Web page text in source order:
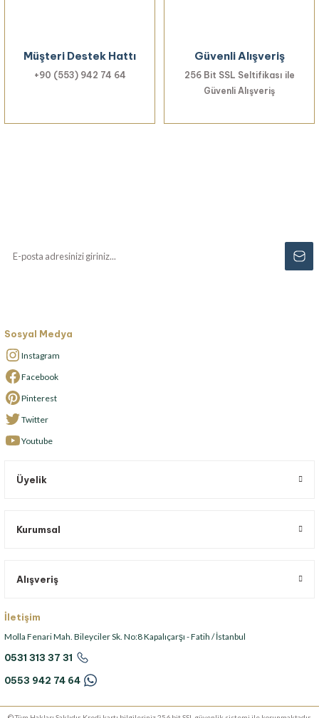
Müşteri Destek Hattı
+90 (553) 942 74 64
Güvenli Alışveriş
256 Bit SSL Seltifikası ile
Güvenli Alışveriş
Sosyal Medya
Instagram
Facebook
Pinterest
Twitter
Youtube
Üyelik
Kurumsal
Alışveriş
İletişim
Molla Fenari Mah. Bileyciler Sk. No:8 Kapalıçarşı - Fatih / İstanbul
0531 313 37 31
0553 942 74 64